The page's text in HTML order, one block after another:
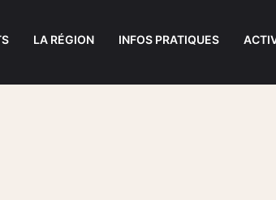
LA RÉGION INFOS PRATIQUES